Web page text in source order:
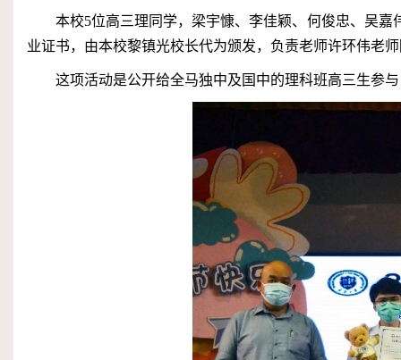
本校5位高三理同学，梁宇慷、李佳颖、何俊忠、吴嘉
业证书，由本校黎镇光校长代为颁发，负责老师许环伟老
这项活动是公开给全马独中及国中的理科班高三生参